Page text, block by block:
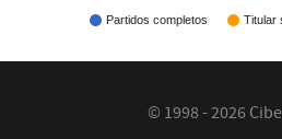
Partidos completos Titular
© 1998 - 2026